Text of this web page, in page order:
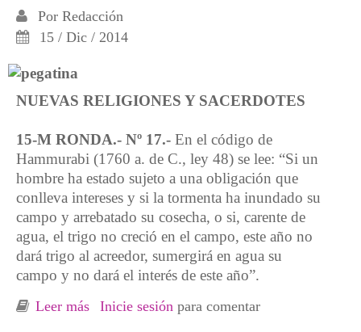
Por Redacción
15 / Dic / 2014
NUEVAS RELIGIONES Y SACERDOTES
15-M RONDA.- Nº 17.- En el código de
Hammurabi (1760 a. de C., ley 48) se lee: “Si un
hombre ha estado sujeto a una obligación que
conlleva intereses y si la tormenta ha inundado su
campo y arrebatado su cosecha, o si, carente de
agua, el trigo no creció en el campo, este año no
dará trigo al acreedor, sumergirá en agua su
campo y no dará el interés de este año”.
Leer más sobre En pocas palabra. ¿En manos de
Inicie sesión para comentar